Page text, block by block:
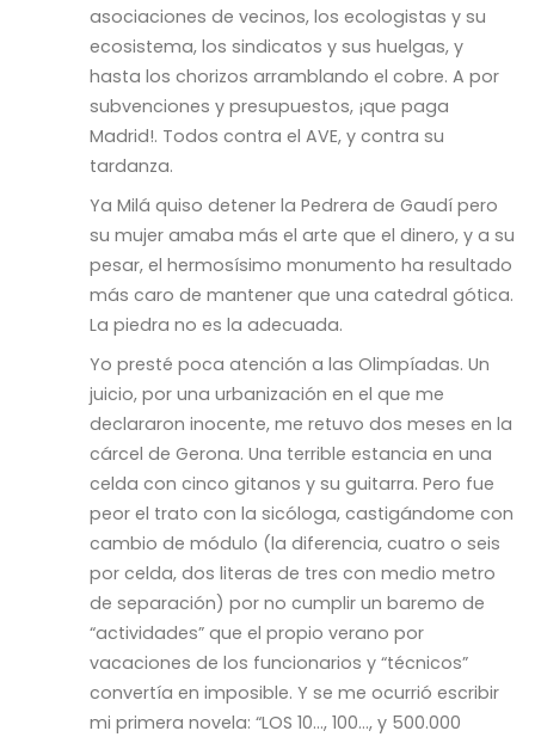
asociaciones de vecinos, los ecologistas y su
ecosistema, los sindicatos y sus huelgas, y
hasta los chorizos arramblando el cobre. A por
subvenciones y presupuestos, ¡que paga
Madrid!. Todos contra el AVE, y contra su
tardanza.
Ya Milá quiso detener la Pedrera de Gaudí pero
su mujer amaba más el arte que el dinero, y a su
pesar, el hermosísimo monumento ha resultado
más caro de mantener que una catedral gótica.
La piedra no es la adecuada.
Yo presté poca atención a las Olimpíadas. Un
juicio, por una urbanización en el que me
declararon inocente, me retuvo dos meses en la
cárcel de Gerona. Una terrible estancia en una
celda con cinco gitanos y su guitarra. Pero fue
peor el trato con la sicóloga, castigándome con
cambio de módulo (la diferencia, cuatro o seis
por celda, dos literas de tres con medio metro
de separación) por no cumplir un baremo de
“actividades” que el propio verano por
vacaciones de los funcionarios y “técnicos”
convertía en imposible. Y se me ocurrió escribir
mi primera novela: “LOS 10…, 100…, y 500.000